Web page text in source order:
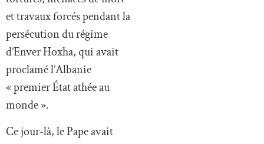
et travaux forcés pendant la
persécution du régime
d’Enver Hoxha, qui avait
proclamé l’Albanie
« premier État athée au
monde ».
Ce jour-là, le Pape avait